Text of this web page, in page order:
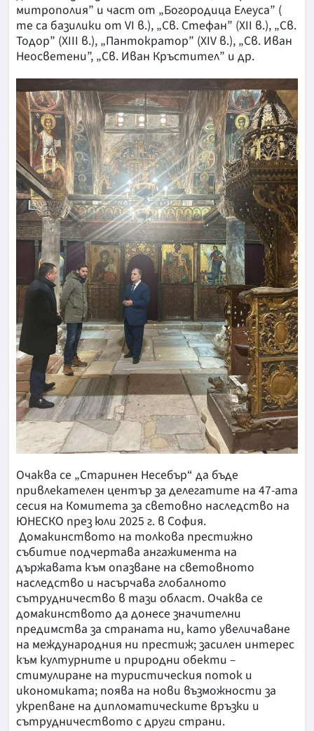
митрополия” и част от „Богородица Елеуса” (
те са базилики от VI в.), „Св. Стефан” (XII в.), „Св.
Тодор” (XIII в.), „Пантократор” (XIV в.), „Св. Иван
Неосветени”, „Св. Иван Кръстител” и др.
Очаква се „Старинен Несебър“ да бъде
привлекателен център за делегатите на 47-ата
сесия на Комитета за световно наследство на
ЮНЕСКО през юли 2025 г. в София.
Домакинството на толкова престижно
събитие подчертава ангажимента на
държавата към опазване на световното
наследство и насърчава глобалното
сътрудничество в тази област. Очаква се
домакинството да донесе значителни
предимства за страната ни, като увеличаване
на международния ни престиж; засилен интерес
към културните и природни обекти –
стимулиране на туристическия поток и
икономиката; поява на нови възможности за
укрепване на дипломатическите връзки и
сътрудничеството с други страни.